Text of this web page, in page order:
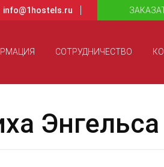
info@1hostels.ru
СОТРУДНИЧЕСТВО
Энгельса